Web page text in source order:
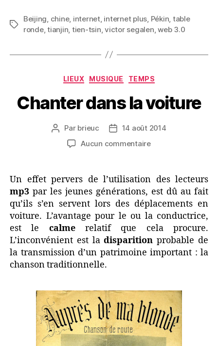
Étiquettes
Beijing, chine, internet, internet plus, Pékin, table
ronde,tianjin, tien-tsin,victor segalen,web 3.0
Catégories
LIEUX MUSIQUE TEMPS
Chanter dans la voiture
Auteur
l’article
Par brieuc
Date14 août 2014
Aucun commentairesur
voiture
Un effet pervers de l’utilisation des lecteurs
mp3 par les jeunes générations, est dû au fait
qu’ils s’en servent lors des déplacements en
voiture. L’avantage pour le ou la conductrice,
est le calmerelatif que cela procure.
L’inconvénient est ladisparition probable de
la transmission d’un patrimoine important : la
chanson traditionnelle.